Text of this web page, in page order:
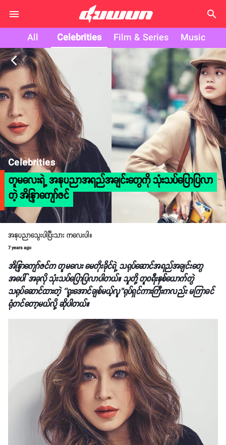
search
All Celebrities Film & Series Music
arrow_back_ios
Celebrities
တူမလေးရဲ့ အနုပညာအရည်အချင်းတွေကို သုံးသပ်ပြောပြလာ
တဲ့ အိန္ဒြာကျော်ဇင်
အနုပညာသွေးပါပြီးသား ကလေးပါ။
7 years ago
အိန္ဒြာကျော်ဇင်က တူမလေး မေတိုးခိုင်ရဲ့ သရုပ်ဆောင်အရည်အချင်းတွေ
အပေါ် အခုလို သုံးသပ်ပြောပြလာပါတယ်။ သူတို့ တူဝရီးနှစ်ယောက်တွဲ
သရုပ်ဆောင်ထားတဲ့ ‘’ရူးအောင်ချစ်မယ့်လူ’’ရုပ်ရှင်ကားကြီးကလည်း မကြာခင်
ရုံတင်တော့မယ်လို့ ဆိုပါတယ်။